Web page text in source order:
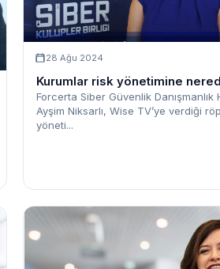
28 Ağu 2024
Kurumlar risk yönetimine
Forcerta Siber Güvenlik
Ayşim Niksarlı, Wise TV’ye verdiği
yöneti...